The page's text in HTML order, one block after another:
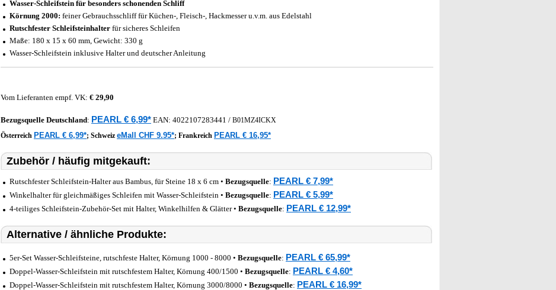
Wasser-Schleifstein für besonders schonenden Schliff
Körnung 2000: feiner Gebrauchsschliff für Küchen-, Fleisch-, Hackmesser u.v.m. aus Edelstahl
Rutschfester Schleifsteinhalter für sicheres Schleifen
Maße: 180 x 15 x 60 mm, Gewicht: 330 g
Wasser-Schleifstein inklusive Halter und deutscher Anleitung
Vom Lieferanten empf. VK: € 29,90
Bezugsquelle Deutschland: PEARL € 6,99* EAN: 4022107283441 / B01MZ4ICKX
Österreich PEARL € 6,99*; Schweiz eMall CHF 9.95*; Frankreich PEARL € 16,95*
Zubehör / häufig mitgekauft:
Rutschfester Schleifstein-Halter aus Bambus, für Steine 18 x 6 cm • Bezugsquelle: PEARL € 7,99*
Winkelhalter für gleichmäßiges Schleifen mit Wasser-Schleifstein • Bezugsquelle: PEARL € 5,99*
4-teiliges Schleifstein-Zubehör-Set mit Halter, Winkelhilfen & Glätter • Bezugsquelle: PEARL € 12,99*
Alternative / ähnliche Produkte:
5er-Set Wasser-Schleifsteine, rutschfeste Halter, Körnung 1000 - 8000 • Bezugsquelle: PEARL € 65,99*
Doppel-Wasser-Schleifstein mit rutschfestem Halter, Körnung 400/1500 • Bezugsquelle: PEARL € 4,60*
Doppel-Wasser-Schleifstein mit rutschfestem Halter, Körnung 3000/8000 • Bezugsquelle: PEARL € 16,99*